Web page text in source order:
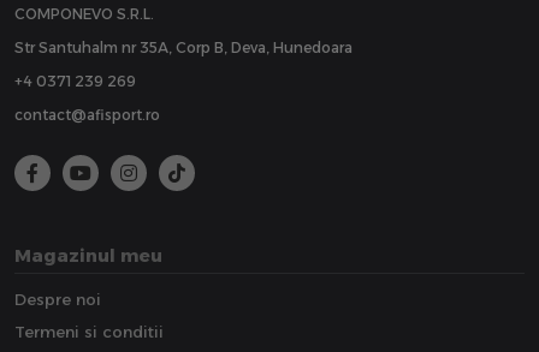
COMPONEVO S.R.L.
Str Santuhalm nr 35A, Corp B, Deva, Hunedoara
+4 0371 239 269
contact@afisport.ro
Magazinul meu
Despre noi
Termeni si conditii